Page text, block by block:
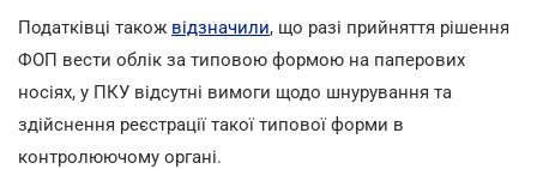
Податківці також відзначили, що разі прийняття рішення
ФОП вести облік за типовою формою на паперових
носіях, у ПКУ відсутні вимоги щодо шнурування та
здійснення реєстрації такої типової форми в
контролюючому органі.